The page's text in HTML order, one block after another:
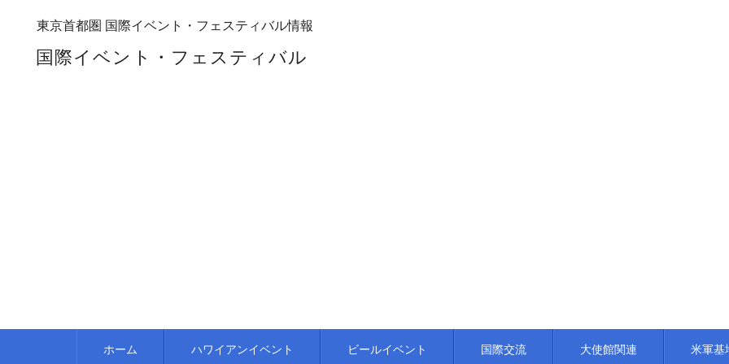
東京首都圏 国際イベント・フェスティバル情報
国際イベント・フェスティバル
ホーム ハワイアンイベント ビールイベント 国際交流 大使館関連 米軍基